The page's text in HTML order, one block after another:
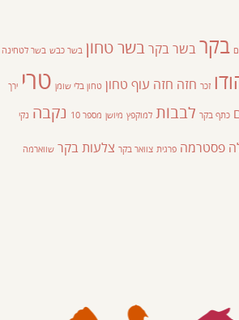
בקרבשר בקרבשר טחון בשר כבש בשר לטחינה
זכר חזה חזה עוף טחון טחון בלי שומן טרי ירך
כתף בקר לבבות למוקפץ מיושן מספר 10 נקבה נקי
פסטרמה פרגית צוואר בקר צלעות בקר שווארמה